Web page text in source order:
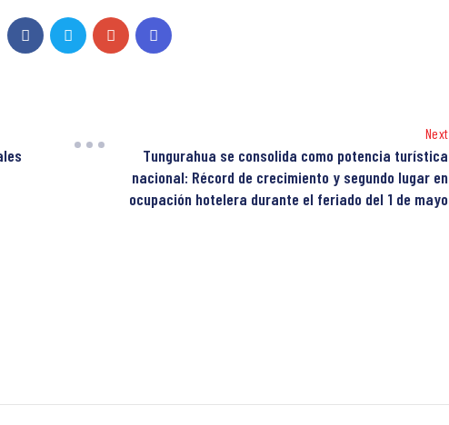
Next
Tungurahua se consolida como potencia turística
nacional: Récord de crecimiento y segundo lugar en
ocupación hotelera durante el feriado del 1 de mayo